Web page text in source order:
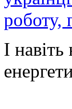
роботу,
І